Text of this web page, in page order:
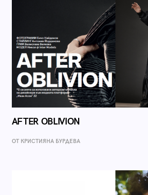
AFTER OBLIVION
ОТ КРИСТИЯНА БУРДЕВА